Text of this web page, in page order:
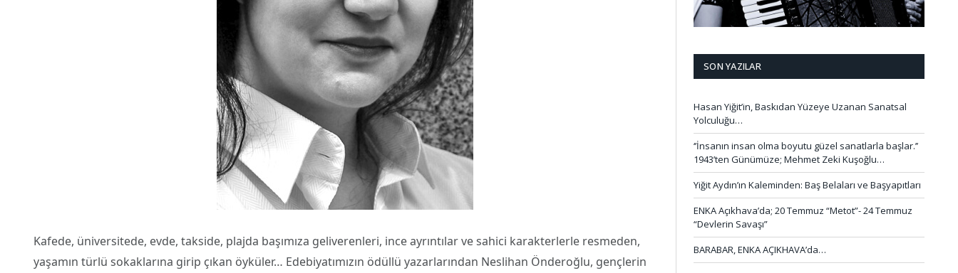
Kafede, üniversitede, evde, takside, plajda başımıza geliverenleri, ince ayrıntılar ve sahici karakterlerle resmeden,
yaşamın türlü sokaklarına girip çıkan öyküler… Edebiyatımızın ödüllü yazarlarından Neslihan Önderoğlu, gençlerin
SON YAZILAR
Hasan Yiğit’in, Baskıdan Yüzeye Uzanan Sanatsal
Yolculuğu…
‘’İnsanın insan olma boyutu güzel sanatlarla başlar.’’
1943’ten Günümüze; Mehmet Zeki Kuşoğlu…
Yiğit Aydın’ın Kaleminden: Baş Belaları ve Başyapıtları
ENKA Açıkhava’da; 20 Temmuz “Metot”- 24 Temmuz
“Devlerin Savaşı”
BARABAR, ENKA AÇIKHAVA’da…